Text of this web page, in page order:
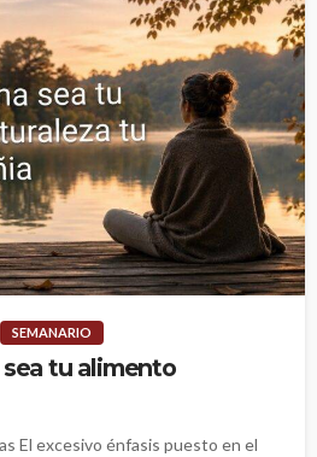
SEMANARIO
tu alimento
El excesivo énfasis puesto en el